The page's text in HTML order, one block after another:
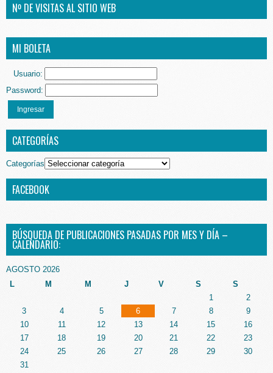
Nº DE VISITAS AL SITIO WEB
MI BOLETA
Usuario:
Password:
Ingresar
CATEGORÍAS
Categorías
FACEBOOK
BÚSQUEDA DE PUBLICACIONES PASADAS POR MES Y DÍA –
CALENDARIO:
AGOSTO 2026
L
M M J V S S
1
2
3
4 5 6 7 8
9
10
11 12 13 14 15
16
17
18 19 20 21 22
23
24
25 26 27 28 29
30
31